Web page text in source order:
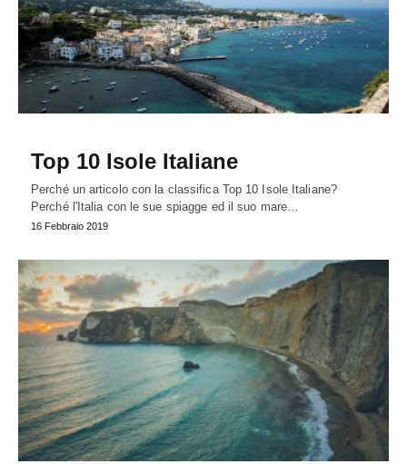
Top 10 Isole Italiane
Perché un articolo con la classifica Top 10 Isole Italiane?
Perché l'Italia con le sue spiagge ed il suo mare…
16 Febbraio 2019